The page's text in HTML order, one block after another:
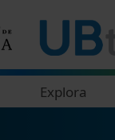
Explora